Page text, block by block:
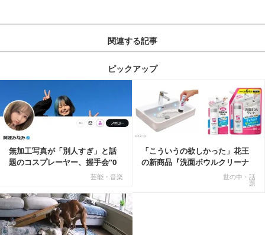
関連する記事
ピックアップ
無加工写真が「別人すぎ」と話
題のコスプレーヤー、握手会“0
芸能・音楽
「こういうの欲しかった」花王
の新商品『洗面ボウルクリーナ
世の中・話
題